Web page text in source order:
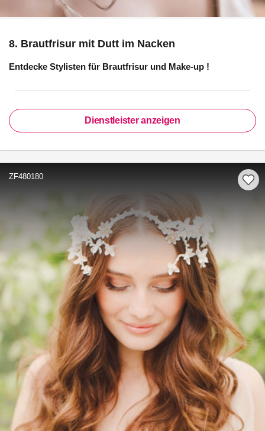
8. Brautfrisur mit Dutt im Nacken
Entdecke Stylisten für Brautfrisur und Make-up !
Dienstleister anzeigen
ZF480180